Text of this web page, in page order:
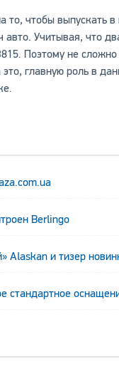
чтобы выпускать
Учитывая, что
Поэтому не
главную роль в
Berlingo
Alaskan и тизер
стандартное